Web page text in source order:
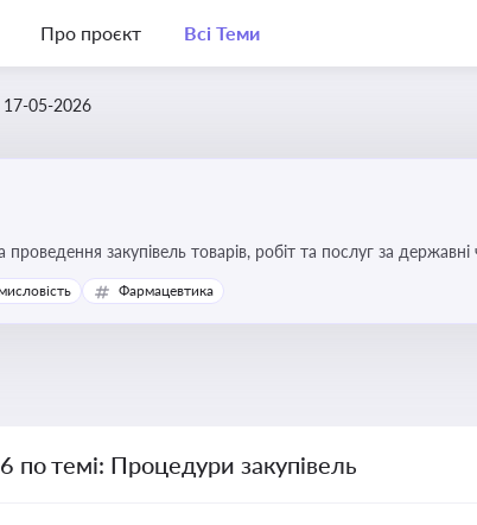
Про проєкт Всі Теми
17-05-2026
проведення закупівель товарів, робіт та послуг за
Фармацевтика
по темі: Процедури закупівель